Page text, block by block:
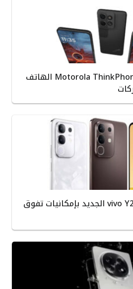
مراجعة هاتف Motorola ThinkPhone 25 الهاتف
مراجعة هاتف vivo Y29 4G الجديد بإمكانيات تفوق